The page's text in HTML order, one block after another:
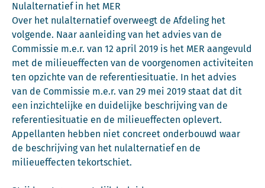
Nulalternatief in het MER
Over het nulalternatief overweegt de Afdeling het
volgende. Naar aanleiding van het advies van de
Commissie m.e.r. van 12 april 2019 is het MER aangevuld
met de milieueffecten van de voorgenomen activiteiten
ten opzichte van de referentiesituatie. In het advies
van de Commissie m.e.r. van 29 mei 2019 staat dat dit
een inzichtelijke en duidelijke beschrijving van de
referentiesituatie en de milieueffecten oplevert.
Appellanten hebben niet concreet onderbouwd waar
de beschrijving van het nulalternatief en de
milieueffecten tekortschiet.